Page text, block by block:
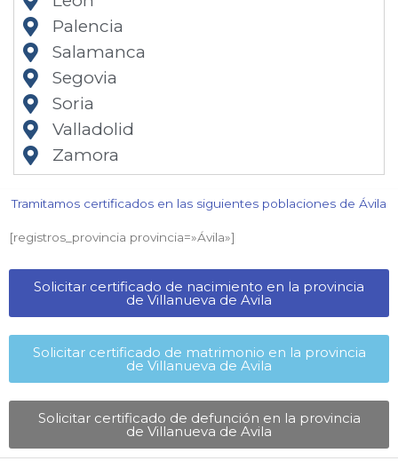
Palencia
Salamanca
Segovia
Soria
Valladolid
Zamora
Tramitamos certificados en las siguientes poblaciones de Ávila​
[registros_provincia provincia=»Ávila​»]
Solicitar certificado de nacimiento en la provincia
de Villanueva de Avila​
Solicitar certificado de matrimonio en la provincia
de Villanueva de Avila​
Solicitar certificado de defunción en la provincia
de Villanueva de Avila​